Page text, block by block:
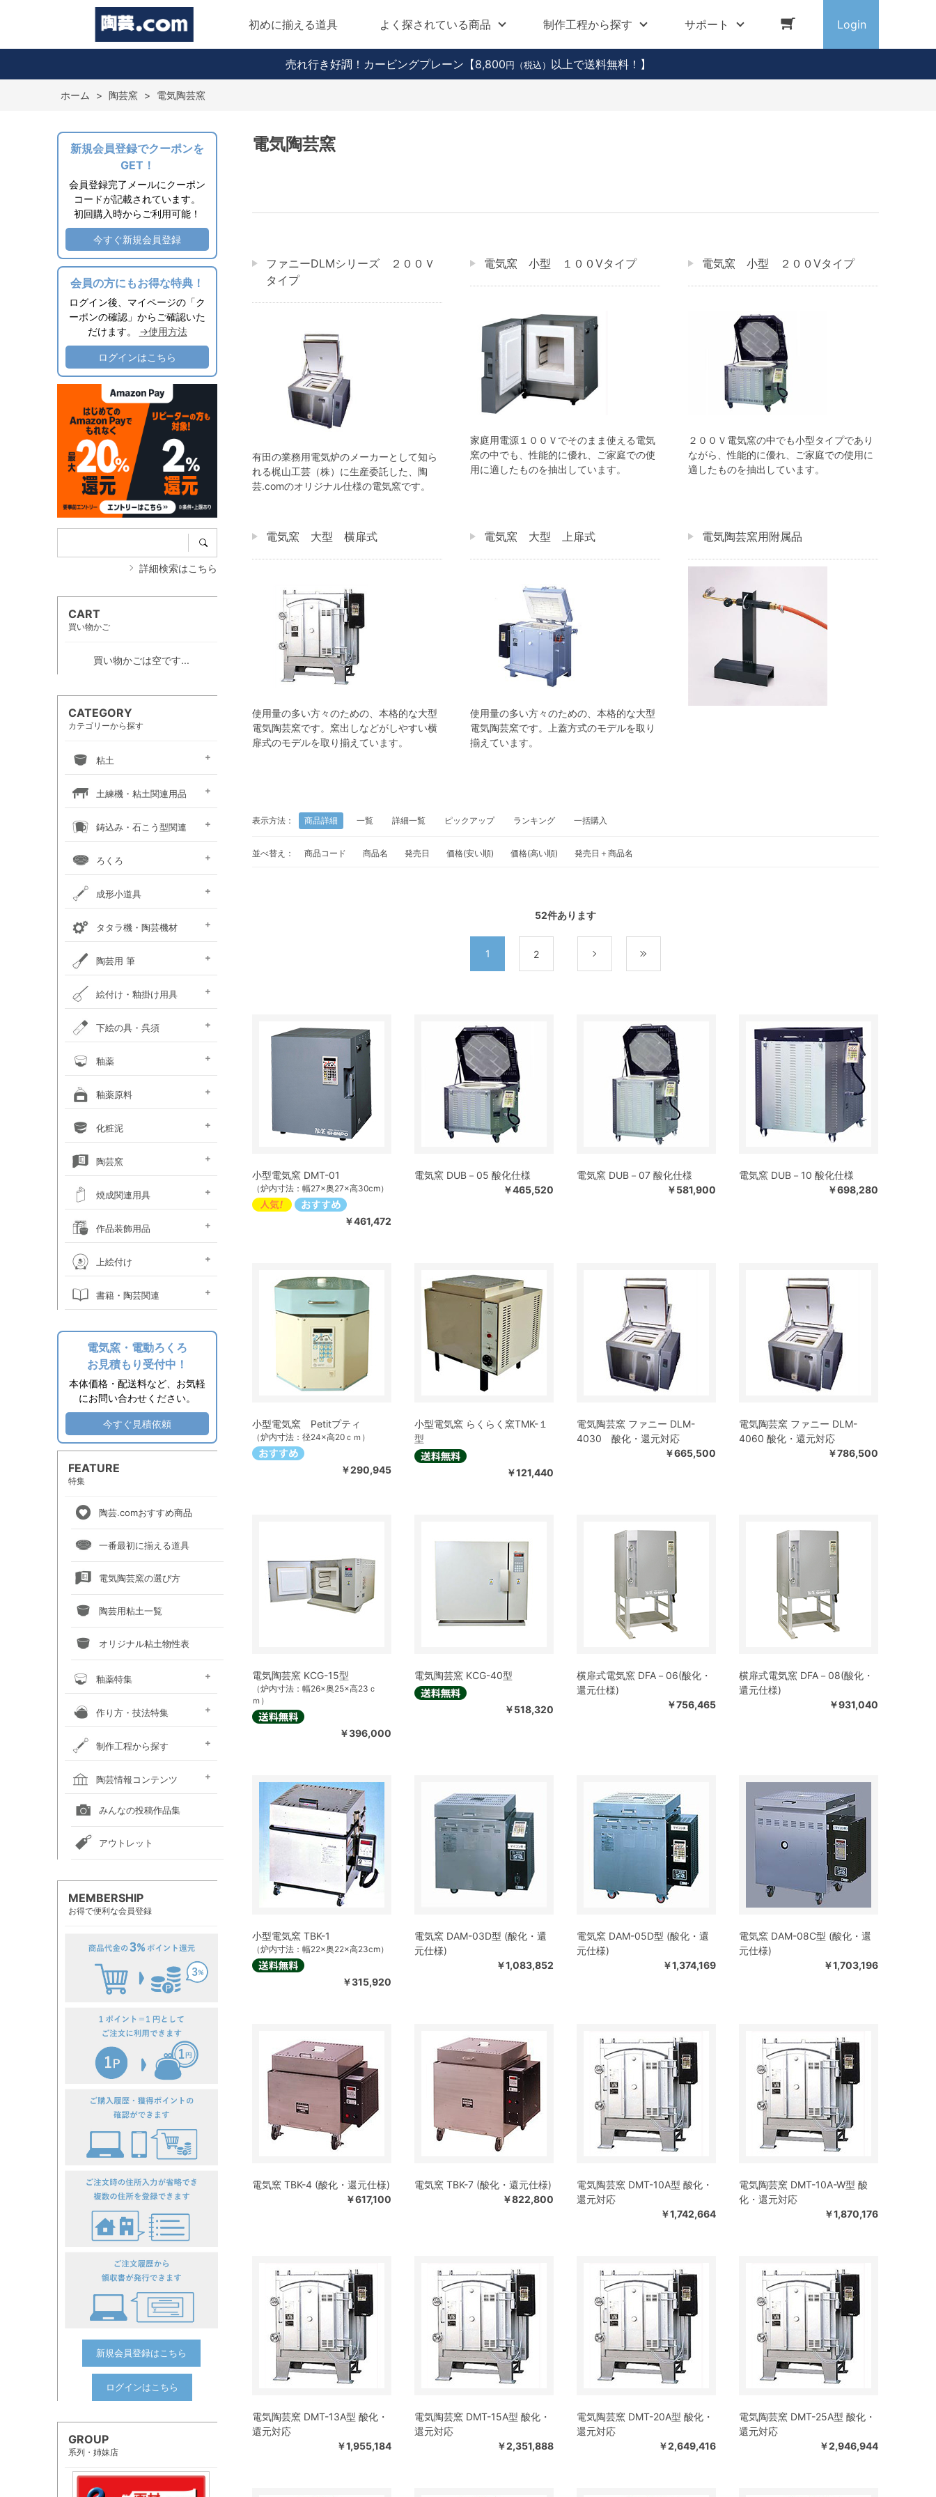
初めに揃える道具 よく探されている商品 制作工程から探す サポート Login
売れ行き好調！カービングプレーン 【8,800 円（税込） 以上で送料無料！】
ホーム > 陶芸窯 > 電気陶芸窯
新規会員登録でクーポンを
GET！
会員登録完了メールにクーポン
コードが記載されています。
初回購入時からご利用可能！
今すぐ新規会員登録
会員の方にもお得な特典！
ログイン後、マイページの「ク
ーポンの確認」からご確認いた
だけます。 →使用方法
ログインはこちら
詳細検索はこちら
CART
買い物かご
買い物かごは空です...
CATEGORY
カテゴリーから探す
粘土
信楽系粘土
伝統系粘土
創作系粘土
カラー粘土
陶紙
道具土
練り込み絵の具
土練機・粘土関連用品
常圧式土練機
真空式土練機
粘土板・粘土吸水板
粘土粉砕機
粘土練り台・作陶台
粘土貯蔵容器
粘土乾燥箱・棚
鋳込み・石こう型関連
鋳込み用原料
鋳込み用石膏型
鋳込み・石膏型用品
手押し用石膏型
ろくろ
手ろくろ
小型 電動ろくろ
大型 電動ろくろ
電動ろくろオプション
カメ板・芯出し用具
ろくろ作業台・椅子
成形小道具
成形用具セット
かきベラ
カンナ
こて
ヘラ
粘土板・粘土吸水板
延べ棒
切り弓・鹿皮・土かきベラ
トースカン
ポンス・型抜き
印花・装飾用道具
タタラ機・陶芸機材
ポットミル機
タタラ機
釉薬攪拌機
秤
ひも作り機
グラインダ・ハマすり機
陶芸用 筆
陶芸用筆セット
面相筆
彩色･呉須筆
ダミ筆
竹刷毛･平刷毛･平筆
絵付け・釉掛け用具
絵付け・釉掛けセット
絵付け用小道具
梅皿･重ね皿
スポイト･比重計
霧吹き
釉掛けハサミ･柄杓
釉薬攪拌機
上薬容器
釉はがし刷毛･スポンジ
乳鉢
ふるい
のり剤・溶媒剤
（撥水剤・マスキング）
沈殿防止剤・解固剤
下絵の具・呉須
下絵用転写紙
チューブ式下絵の具
液体下絵の具
粉末下絵の具
呉須
下絵具ワンストローク
盛り絵具
下絵用ペン・鉛筆
楽焼下絵具
素焼き素材
釉薬
液体釉薬
粉末釉薬
基礎釉薬
シリーズ（上級者向）
カフェカラー
カレット（ガラス片）
楽焼釉薬 無鉛
釉薬原料
釉薬着色剤 (金属類)
着色土石類
釉薬添加剤
（長石・珪石）
木灰･ワラ灰
釉薬媒溶剤
化粧泥
化粧泥 粉末
化粧泥 液体
陶芸窯
電気陶芸窯
石油陶芸窯
ガス陶芸窯
焼成関連用具
カーボン製棚板
ムライト製棚板
支柱・サイコロ
アルミナ棒
ゼーゲルコーン
陶芸用温度計・熱電対
窯・棚板補修用品
その他焼成小道具
作品装飾用品
桐箱
ウコン布・立札
絵皿立て
照明器具関係
時計ムーブメント
焼酎カラン
掛け花金具
土瓶ツル
作品補修用品
上絵付け
上絵素材
上絵付け絵の具
上絵用転写紙
金液・金油・ラスター液
上絵付け小道具
上絵付け電気炉
上絵付け溶媒
書籍・陶芸関連
陶芸書籍
電気窯・電動ろくろ
お見積もり受付中！
本体価格・配送料など、お気軽
にお問い合わせください。
今すぐ見積依頼
FEATURE
特集
陶芸.comおすすめ商品
一番最初に揃える道具
電気陶芸窯の選び方
陶芸用粘土一覧
オリジナル粘土物性表
釉薬特集
釉薬との上手な交際術
粘土×釉薬 色見本
釉薬重ね掛け色見本
液体釉薬・50音順で探す
液体釉薬・色で探す
粉末釉薬・50音順で探す
粉末釉薬・色で探す
作り方・技法特集
土瓶の作り方
蚊取り線香スタンド
化粧泥装飾技法
いろいろな装飾技法
鋳込み石こう型の手順
粘土に砂や石をブレンドしてみ
よう
カボチャの小物入れ
おばけカボチャのランプ
お雛様のつくり方
制作工程から探す
粘土を準備する
成形する
作品を乾燥させる
素焼をして作品を焼き締める
釉薬以外の化粧を施す
釉薬を掛ける
作品を本焼きする
焼成後の作品をメンテナンスす
る
陶芸窯をメンテナンスする
陶芸情報コンテンツ
全国の陶芸教室一覧
全国の美術館一覧
全国の画廊一覧
オンライン陶芸店一覧
みんなの投稿作品集
アウトレット
MEMBERSHIP
お得で便利な会員登録
新規会員登録はこちら
ログインはこちら
GROUP
系列・姉妹店
電気陶芸窯
ファニーDLMシリーズ ２００Ｖ
タイプ
有田の業務用電気炉のメーカーとして知ら
れる梶山工芸（株）に生産委託した、陶
芸.comのオリジナル仕様の電気窯です。
電気窯 小型 １００Vタイプ
家庭用電源１００Ｖでそのまま使える電気
窯の中でも、性能的に優れ、ご家庭での使
用に適したものを抽出しています。
電気窯 小型 ２００Vタイプ
２００Ｖ電気窯の中でも小型タイプであり
ながら、性能的に優れ、ご家庭での使用に
適したものを抽出しています。
電気窯 大型 横扉式
使用量の多い方々のための、本格的な大型
電気陶芸窯です。窯出しなどがしやすい横
扉式のモデルを取り揃えています。
電気窯 大型 上扉式
使用量の多い方々のための、本格的な大型
電気陶芸窯です。上蓋方式のモデルを取り
揃えています。
電気陶芸窯用附属品
表示方法： 商品詳細 一覧 詳細一覧 ピックアップ ランキング 一括購入
並べ替え： 商品コード 商品名 発売日 価格(安い順) 価格(高い順) 発売日＋商品名
52件あります
1 2
小型電気窯 DMT-01
（炉内寸法：幅27×奥27×高30cm）
￥461,472
電気窯 DUB－05 酸化仕様
￥465,520
電気窯 DUB－07 酸化仕様
￥581,900
電気窯 DUB－10 酸化仕様
￥698,280
小型電気窯 Petitプティ
（炉内寸法：径24×高20ｃｍ）
￥290,945
小型電気窯 らくらく窯TMK-１
型
￥121,440
電気陶芸窯 ファニー DLM-
4030 酸化・還元対応
￥665,500
電気陶芸窯 ファニー DLM-
4060 酸化・還元対応
￥786,500
電気陶芸窯 KCG-15型
（炉内寸法：幅26×奥25×高23ｃ
ｍ）
￥396,000
電気陶芸窯 KCG-40型
￥518,320
横扉式電気窯 DFA－06(酸化・
還元仕様)
￥756,465
横扉式電気窯 DFA－08(酸化・
還元仕様)
￥931,040
小型電気窯 TBK-1
（炉内寸法：幅22×奥22×高23cm）
￥315,920
電気窯 DAM-03D型 (酸化・還
元仕様)
￥1,083,852
電気窯 DAM-05D型 (酸化・還
元仕様)
￥1,374,169
電気窯 DAM-08C型 (酸化・還
元仕様)
￥1,703,196
電気窯 TBK-4 (酸化・還元仕様)
￥617,100
電気窯 TBK-7 (酸化・還元仕様)
￥822,800
電気陶芸窯 DMT-10A型 酸化・
還元対応
￥1,742,664
電気陶芸窯 DMT-10A-W型 酸
化・還元対応
￥1,870,176
電気陶芸窯 DMT-13A型 酸化・
還元対応
￥1,955,184
電気陶芸窯 DMT-15A型 酸化・
還元対応
￥2,351,888
電気陶芸窯 DMT-20A型 酸化・
還元対応
￥2,649,416
電気陶芸窯 DMT-25A型 酸化・
還元対応
￥2,946,944